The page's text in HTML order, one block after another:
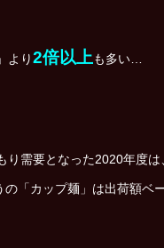
より2倍以上も多い…
り需要となった2020年度は
「カップ麺」は出荷額ベ